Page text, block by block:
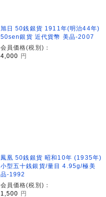
旭日 50銭銀貨 1911年(明治44年)
50sen銀貨 近代貨幣 美品-2007
会員価格(税別)：
4,000 円
鳳凰 50銭銀貨 昭和10年 (1935年)
小型五十銭銀貨/量目 4.95g/極美
品-1992
会員価格(税別)：
1,500 円